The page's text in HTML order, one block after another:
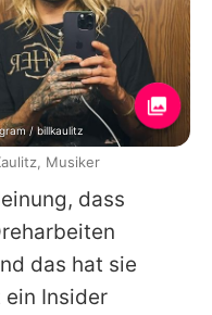
dass
das hat sie
Insider
/ billkaulitz
Musiker